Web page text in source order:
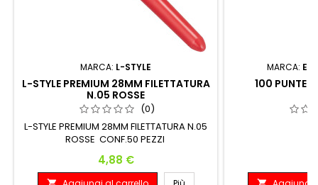
MARCA: L-STYLE
L-STYLE PREMIUM 28MM FILETTATURA
N.05 ROSSE
(0)
L-STYLE PREMIUM 28MM FILETTATURA N.05
ROSSE CONF.50 PEZZI
Prezzo
4,88 €
MARCA:
100 PUNTE